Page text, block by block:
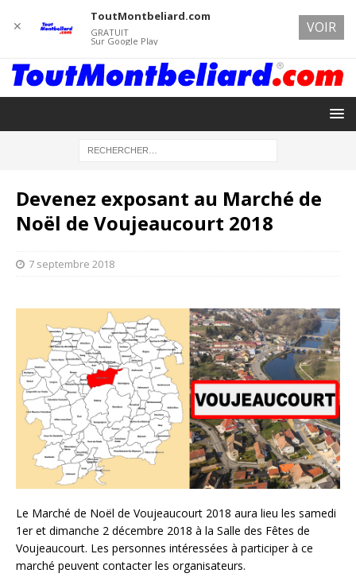
Devenez exposant au Marché de
Noël de Voujeaucourt 2018
7 septembre 2018
Le Marché de Noël de Voujeaucourt 2018 aura lieu les samedi
1er et dimanche 2 décembre 2018 à la Salle des Fêtes de
Voujeaucourt. Les personnes intéressées à participer à ce
marché peuvent contacter les organisateurs.
✕
ToutMontbeliard.com
GRATUIT
Sur Google Play
VOIR